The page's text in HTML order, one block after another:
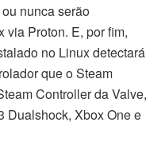
nunca serão
via Proton. E, por fim,
no Linux detectará
que o Steam
Controller da Valve,
Dualshock, Xbox One e